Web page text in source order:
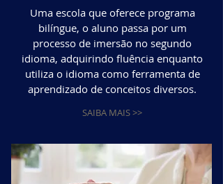
Uma escola que oferece programa
bilíngue, o aluno passa por um
processo de imersão no segundo
idioma, adquirindo fluência enquanto
utiliza o idioma como ferramenta de
aprendizado de conceitos diversos.
SAIBA MAIS >>